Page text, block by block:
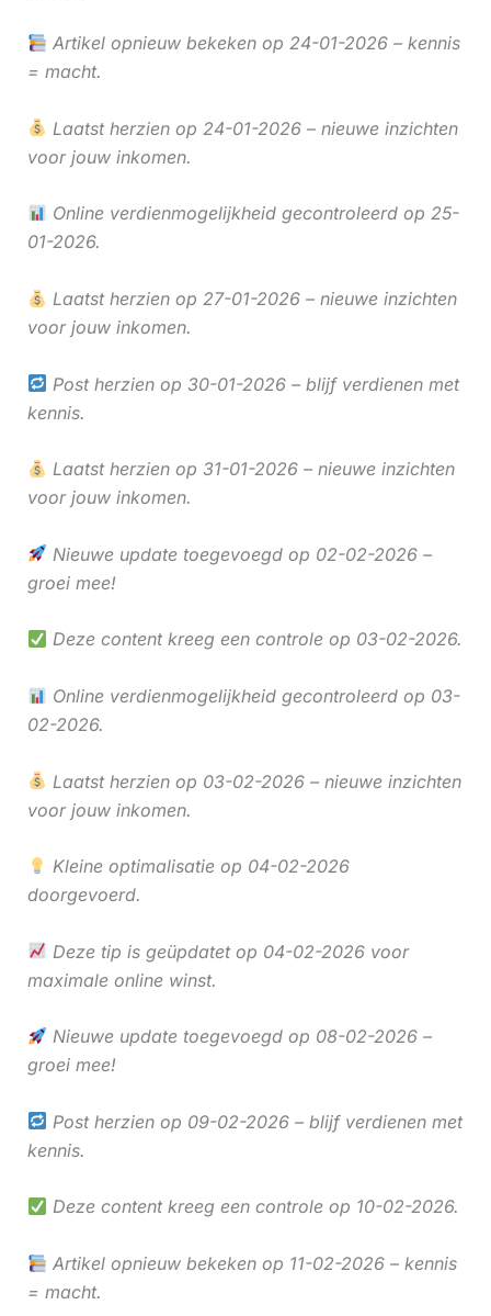
Artikel opnieuw bekeken op 24-01-2026 – kennis
= macht.
Laatst herzien op 24-01-2026 – nieuwe inzichten
voor jouw inkomen.
Online verdienmogelijkheid gecontroleerd op 25-
01-2026.
Laatst herzien op 27-01-2026 – nieuwe inzichten
voor jouw inkomen.
Post herzien op 30-01-2026 – blijf verdienen met
kennis.
Laatst herzien op 31-01-2026 – nieuwe inzichten
voor jouw inkomen.
Nieuwe update toegevoegd op 02-02-2026 –
groei mee!
Deze content kreeg een controle op 03-02-2026.
Online verdienmogelijkheid gecontroleerd op 03-
02-2026.
Laatst herzien op 03-02-2026 – nieuwe inzichten
voor jouw inkomen.
Kleine optimalisatie op 04-02-2026
doorgevoerd.
Deze tip is geüpdatet op 04-02-2026 voor
maximale online winst.
Nieuwe update toegevoegd op 08-02-2026 –
groei mee!
Post herzien op 09-02-2026 – blijf verdienen met
kennis.
Deze content kreeg een controle op 10-02-2026.
Artikel opnieuw bekeken op 11-02-2026 – kennis
= macht.